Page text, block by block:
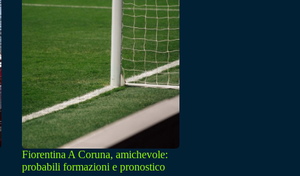
Fiorentina A Coruna, amichevole:
probabili formazioni e pronostico